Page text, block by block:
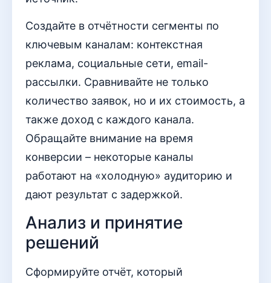
Создайте в отчётности сегменты по
ключевым каналам: контекстная
реклама, социальные сети, email-
рассылки. Сравнивайте не только
количество заявок, но и их стоимость, а
также доход с каждого канала.
Обращайте внимание на время
конверсии – некоторые каналы
работают на «холодную» аудиторию и
дают результат с задержкой.
Анализ и принятие
решений
Сформируйте отчёт, который